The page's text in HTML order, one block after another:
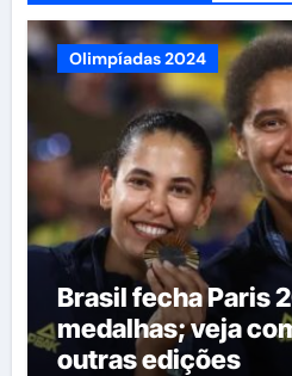
Olimpíadas 2024
Brasil fecha Paris
medalhas; veja
outras edições